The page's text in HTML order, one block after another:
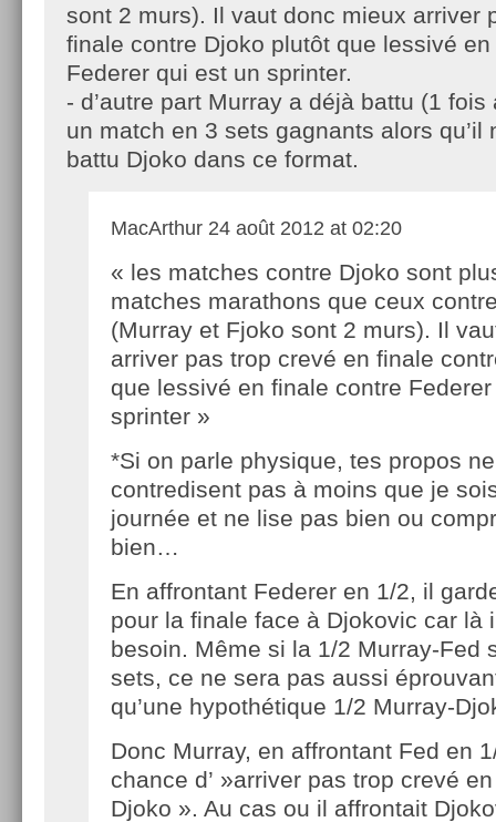
sont 2 murs). Il vaut donc mieux arriver
finale contre Djoko plutôt que lessivé
Federer qui est un sprinter.
- d’autre part Murray a déjà battu (1
un match en 3 sets gagnants alors qu’il
battu Djoko dans ce format.
MacArthur 24 août 2012 at 02:20
« les matches contre Djoko sont
matches marathons que ceux
(Murray et Fjoko sont 2 murs). Il
arriver pas trop crevé en finale
que lessivé en finale contre
sprinter »
*Si on parle physique, tes propos
contredisent pas à moins que je
journée et ne lise pas bien ou
bien…
En affrontant Federer en 1/2, il
pour la finale face à Djokovic car là
besoin. Même si la 1/2 Murray-Fed
sets, ce ne sera pas aussi
qu’une hypothétique 1/2 Murray-
Donc Murray, en affrontant Fed en
chance d’ »arriver pas trop crevé
Djoko ». Au cas ou il affrontait